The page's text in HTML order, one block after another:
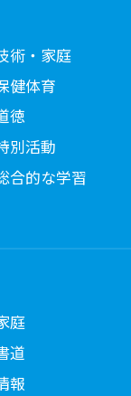
術・家庭
健体育
徳
別活動
合的な学習
庭
道
報